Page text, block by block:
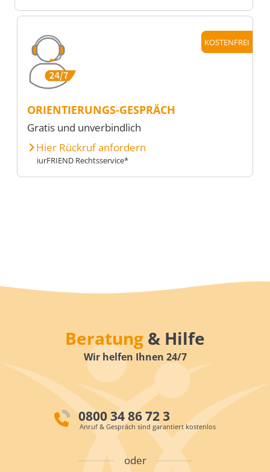
KOSTENFREI
ORIENTIERUNGS-GESPRÄCH
Gratis und unverbindlich
Hier Rückruf anfordern
iurFRIEND Rechtsservice*
Beratung & Hilfe
Wir helfen Ihnen 24/7
0800 34 86 72 3
Anruf & Gespräch sind garantiert kostenlos
oder